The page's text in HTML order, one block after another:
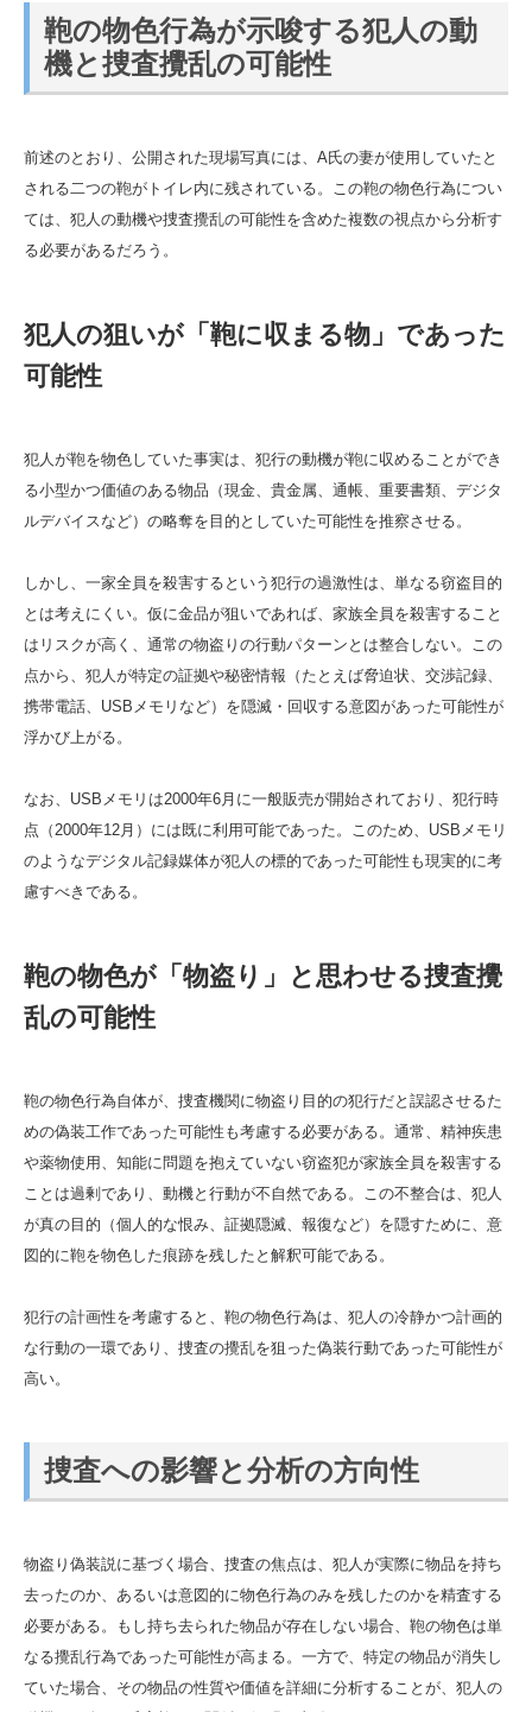
鞄の物色行為が示唆する犯人の動
機と捜査攪乱の可能性
前述のとおり、公開された現場写真には、A氏の妻が使用していたと
される二つの鞄がトイレ内に残されている。この鞄の物色行為につい
ては、犯人の動機や捜査攪乱の可能性を含めた複数の視点から分析す
る必要があるだろう。
犯人の狙いが「鞄に収まる物」であった
可能性
犯人が鞄を物色していた事実は、犯行の動機が鞄に収めることができ
る小型かつ価値のある物品（現金、貴金属、通帳、重要書類、デジタ
ルデバイスなど）の略奪を目的としていた可能性を推察させる。
しかし、一家全員を殺害するという犯行の過激性は、単なる窃盗目的
とは考えにくい。仮に金品が狙いであれば、家族全員を殺害すること
はリスクが高く、通常の物盗りの行動パターンとは整合しない。この
点から、犯人が特定の証拠や秘密情報（たとえば脅迫状、交渉記録、
携帯電話、USBメモリなど）を隠滅・回収する意図があった可能性が
浮かび上がる。
なお、USBメモリは2000年6月に一般販売が開始されており、犯行時
点（2000年12月）には既に利用可能であった。このため、USBメモリ
のようなデジタル記録媒体が犯人の標的であった可能性も現実的に考
慮すべきである。
鞄の物色が「物盗り」と思わせる捜査攪
乱の可能性
鞄の物色行為自体が、捜査機関に物盗り目的の犯行だと誤認させるた
めの偽装工作であった可能性も考慮する必要がある。通常、精神疾患
や薬物使用、知能に問題を抱えていない窃盗犯が家族全員を殺害する
ことは過剰であり、動機と行動が不自然である。この不整合は、犯人
が真の目的（個人的な恨み、証拠隠滅、報復など）を隠すために、意
図的に鞄を物色した痕跡を残したと解釈可能である。
犯行の計画性を考慮すると、鞄の物色行為は、犯人の冷静かつ計画的
な行動の一環であり、捜査の攪乱を狙った偽装行動であった可能性が
高い。
捜査への影響と分析の方向性
物盗り偽装説に基づく場合、捜査の焦点は、犯人が実際に物品を持ち
去ったのか、あるいは意図的に物色行為のみを残したのかを精査する
必要がある。もし持ち去られた物品が存在しない場合、鞄の物色は単
なる攪乱行為であった可能性が高まる。一方で、特定の物品が消失し
ていた場合、その物品の性質や価値を詳細に分析することが、犯人の